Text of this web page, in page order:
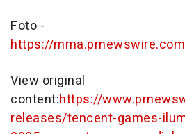
Foto -
https://
View original
content:https://
releases/tencent-games-